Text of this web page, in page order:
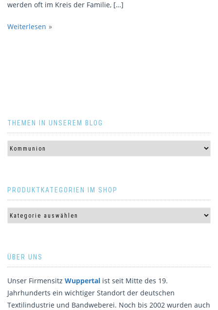
werden oft im Kreis der Familie, […]
Weiterlesen
THEMEN IN UNSEREM BLOG
PRODUKTKATEGORIEN IM SHOP
ÜBER UNS
Unser Firmensitz Wuppertal ist seit Mitte des 19.
Jahrhunderts ein wichtiger Standort der deutschen
Textilindustrie und Bandweberei. Noch bis 2002 wurden auch